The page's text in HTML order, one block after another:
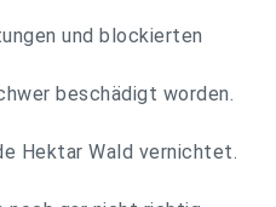
und blockierten
beschädigt worden.
Hektar Wald vernichtet.